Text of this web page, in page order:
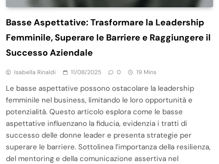
Basse Aspettative: Trasformare la Leadership
Femminile, Superare le Barriere e Raggiungere il
Successo Aziendale
Isabella Rinaldi 11/08/2025 0 19 Mins
Le basse aspettative possono ostacolare la leadership
femminile nel business, limitando le loro opportunità e
potenzialità. Questo articolo esplora come le basse
aspettative influenzano la fiducia, evidenzia i tratti di
successo delle donne leader e presenta strategie per
superare le barriere. Sottolinea l’importanza della resilienza,
del mentoring e della comunicazione assertiva nel